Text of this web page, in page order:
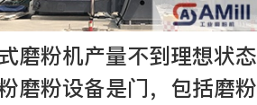
磨粉机产量不到理想状态
磨粉设备是门，包括磨粉